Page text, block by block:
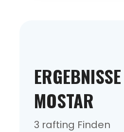
ERGEBNISSE
MOSTAR
3 rafting Finden